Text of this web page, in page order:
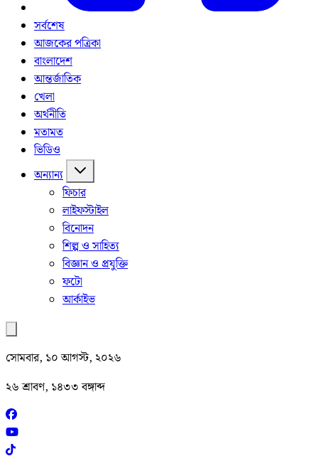
সর্বশেষ
আজকের পত্রিকা
বাংলাদেশ
আন্তর্জাতিক
খেলা
অর্থনীতি
মতামত
ভিডিও
অন্যান্য
ফিচার
লাইফস্টাইল
বিনোদন
শিল্প ও সাহিত্য
বিজ্ঞান ও প্রযুক্তি
ফটো
আর্কাইভ
সোমবার, ১০ আগস্ট, ২০২৬
২৬ শ্রাবণ, ১৪৩৩ বঙ্গাব্দ